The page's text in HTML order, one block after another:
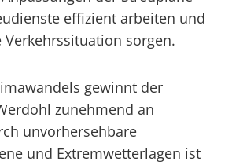
effizient arbeiten und
sorgen.
gewinnt der
zunehmend an
unvorhersehbare
und Extremwetterlagen ist